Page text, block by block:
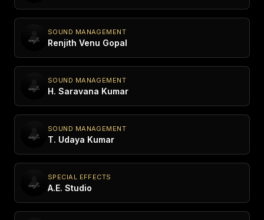
SOUND MANAGEMENT
Renjith Venu Gopal
SOUND MANAGEMENT
H. Saravana Kumar
SOUND MANAGEMENT
T. Udaya Kumar
SPECIAL EFFECTS
A.E. Studio